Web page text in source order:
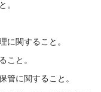
。
に関すること。
こと。
管に関すること。